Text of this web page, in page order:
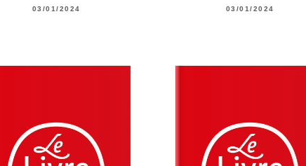
03/01/2024 03/01/2024